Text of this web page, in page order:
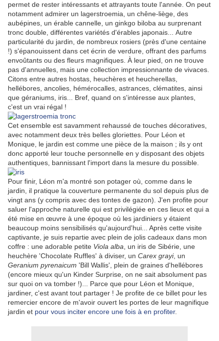
permet de rester intéressants et attrayants toute l'année. On peut
notamment admirer un lagerstroemia, un chêne-liège, des
aubépines, un érable cannelle, un ginkgo biloba au surprenant
tronc double, différentes variétés d'érables japonais... Autre
particularité du jardin, de nombreux rosiers (près d'une centaine
!) s'épanouissent dans cet écrin de verdure, offrant des parfums
envoûtants ou des fleurs magnifiques. À leur pied, on ne trouve
pas d'annuelles, mais une collection impressionnante de vivaces.
Citons entre autres hostas, heuchères et heucherellas,
hellébores, ancolies, hémérocalles, astrances, clématites, ainsi
que géraniums, iris... Bref, quand on s'intéresse aux plantes,
c'est un vrai régal !
Cet ensemble est savamment rehaussé de touches décoratives,
avec notamment deux très belles gloriettes. Pour Léon et
Monique, le jardin est comme une pièce de la maison ; ils y ont
donc apporté leur touche personnelle en y disposant des objets
authentiques, bannissant l'import dans la mesure du possible.
Pour finir, Léon m'a montré son potager où, comme dans le
jardin, il pratique la couverture permanente du sol depuis plus de
vingt ans (y compris avec des tontes de gazon). J'en profite pour
saluer l'approche naturelle qui est privilégiée en ces lieux et qui a
été mise en œuvre à une époque où les jardiniers y étaient
beaucoup moins sensibilisés qu'aujourd'hui... Après cette visite
captivante, je suis repartie avec plein de jolis cadeaux dans mon
coffre : une adorable petite Viola alba , un iris de Sibérie, une
heuchère 'Chocolate Ruffles' à diviser, un Carex grayi, un
Geranium pyrenaicum 'Bill Wallis'
plein de graines d'hellébores
(encore mieux qu'un Kinder Surprise, on ne sait absolument pas
sur quoi on va tomber !)... Parce que pour Léon et Monique,
jardiner, c'est avant tout partager ! Je profite de ce billet pour les
remercier encore de m'avoir ouvert les portes de leur magnifique
jardin et pour vous inciter encore une fois à en profiter.